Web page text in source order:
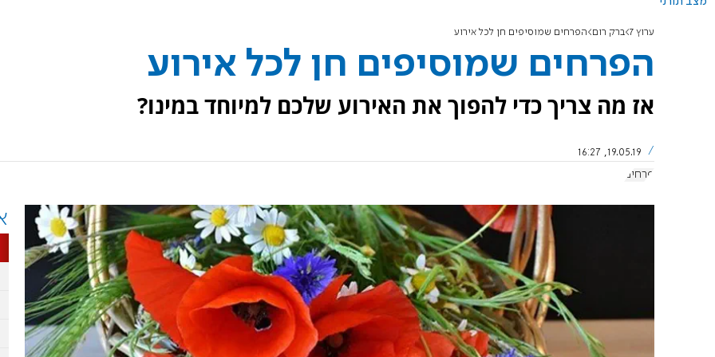
ערוץ 7 ברק רום הפרחים שמוסיפים חן לכל אירוע
הפרחים שמוסיפים חן לכל אירוע
אז מה צריך כדי להפוך את האירוע שלכם למיוחד במינו?
19.05.19, 16:27
פרחים